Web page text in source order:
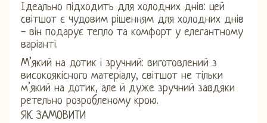
Ідеально підходить для холодних днів: цей
світшот є чудовим рішенням для холодних днів
- він подарує тепло та комфорт у елегантному
варіанті.
М’який на дотик і зручний: виготовлений з
високоякісного матеріалу, світшот не тільки
м’який на дотик, але й дуже зручний завдяки
ретельно розробленому крою.
ЯК ЗАМОВИТИ